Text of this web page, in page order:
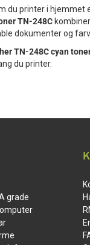
du printer i hjemmet
TN-248C
dokumenter og
TN-248C cyan
du printer.
grade